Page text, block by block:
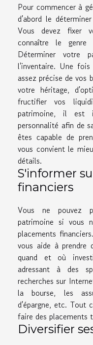
Pour commencer à
d'abord le
Vous devez fixer
connaître le
Déterminer votre
l'inventaire. Une
assez précise de vos
votre héritage,
fructifier vos
patrimoine, il est
personnalité afin de
êtes capable de
vous convient le
détails.
S'informer
financiers
Vous ne pouvez
patrimoine si vous
placements
vous aide à prendre
quand et où
adressant à des
recherches sur
la bourse, les
d'épargne, etc. Tout
faire des placements
Diversifier